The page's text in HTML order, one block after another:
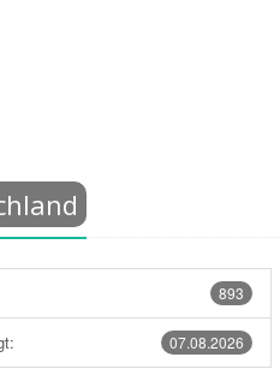
893
07.08.2026